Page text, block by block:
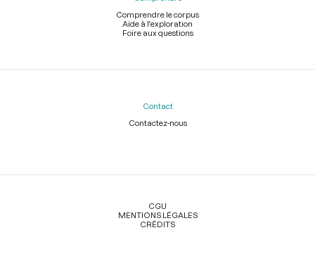
Comprendre le corpus
Aide à l'exploration
Foire aux questions
Contact
Contactez-nous
Légal
CGU
MENTIONS LÉGALES
CRÉDITS